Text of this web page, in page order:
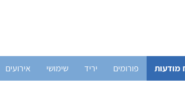
מודעות פורומים יריד שימושי אירועים